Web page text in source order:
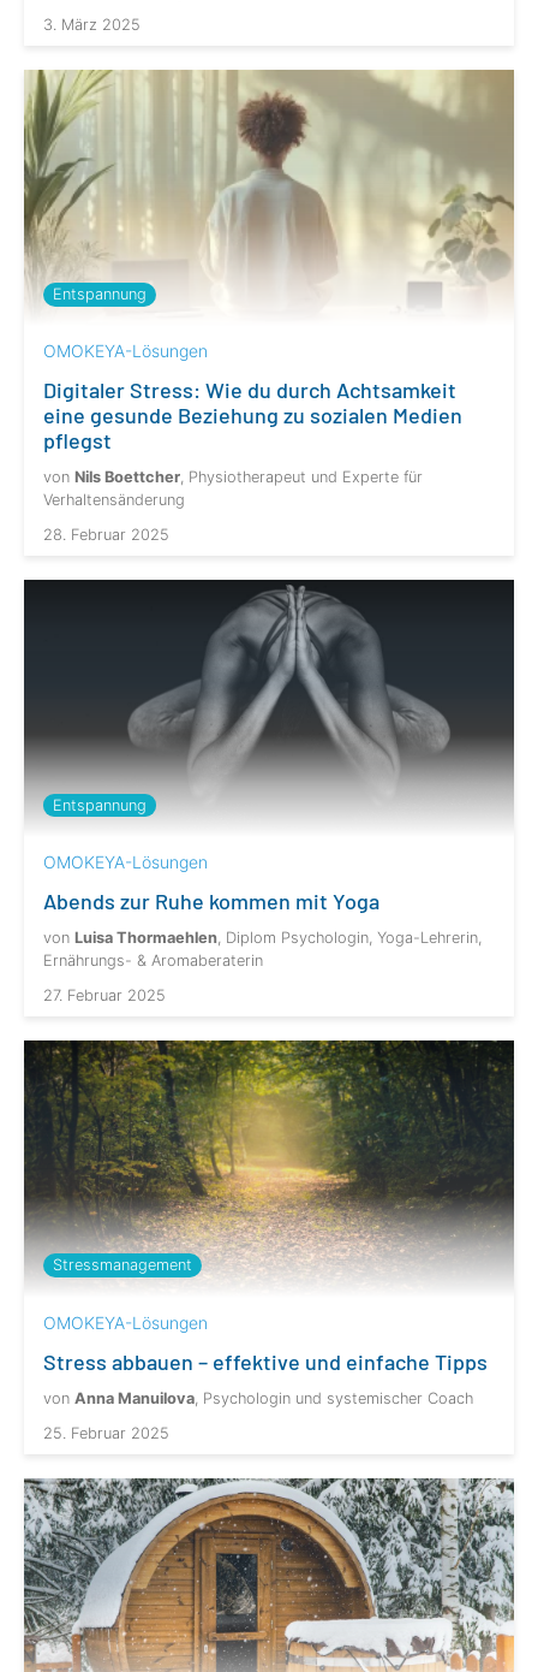
3. März 2025
Entspannung
OMOKEYA-Lösungen
Digitaler Stress: Wie du durch Achtsamkeit
eine gesunde Beziehung zu sozialen Medien
pflegst
von Nils Boettcher, Physiotherapeut und Experte für
Verhaltensänderung
28. Februar 2025
Entspannung
OMOKEYA-Lösungen
Abends zur Ruhe kommen mit Yoga
von Luisa Thormaehlen, Diplom Psychologin, Yoga-Lehrerin,
Ernährungs- & Aromaberaterin
27. Februar 2025
Stressmanagement
OMOKEYA-Lösungen
Stress abbauen – effektive und einfache Tipps
von Anna Manuilova , Psychologin und systemischer Coach
25. Februar 2025